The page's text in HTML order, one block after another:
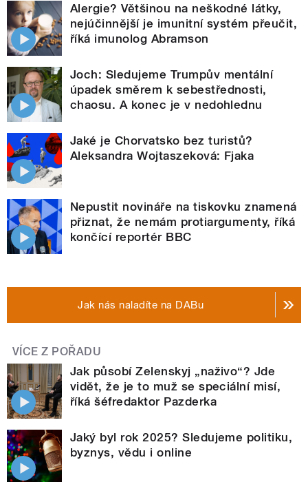
Alergie? Většinou na neškodné látky,
nejúčinnější je imunitní systém přeučit,
říká imunolog Abramson
Joch: Sledujeme Trumpův mentální
úpadek směrem k sebestřednosti,
chaosu. A konec je v nedohlednu
Jaké je Chorvatsko bez turistů?
Aleksandra Wojtaszeková: Fjaka
Nepustit novináře na tiskovku znamená
přiznat, že nemám protiargumenty, říká
končící reportér BBC
Jak nás naladíte na DABu
VÍCE Z POŘADU
Jak působí Zelenskyj „naživo“? Jde
vidět, že je to muž se speciální misí,
říká šéfredaktor Pazderka
Jaký byl rok 2025? Sledujeme politiku,
byznys, vědu i online